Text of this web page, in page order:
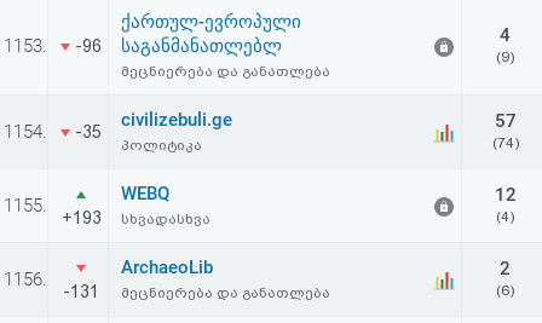
1153. -96
ქართულ-ევროპული
საგანმანათლებლ
მეცნიერება და განათლება
4
(9)
1154. -35
civilizebuli.ge
პოლიტიკა
57
(74)
1155.
+193
WEBQ
სხვადასხვა
12
(4)
1156.
-131
ArchaeoLib
მეცნიერება და განათლება
2
(6)